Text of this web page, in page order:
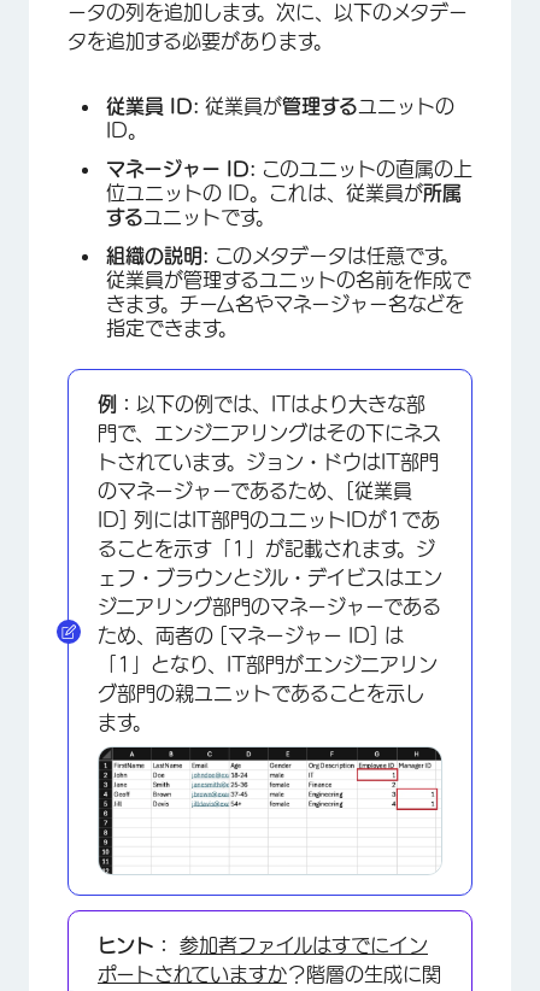
ータの列を追加します。次に、以下のメタデー
タを追加する必要があります。
従業員 ID: 従業員が管理するユニットの
ID。
マネージャー ID: このユニットの直属の上
位ユニットの ID。これは、従業員が所属
するユニットです。
組織の説明: このメタデータは任意です。
従業員が管理するユニットの名前を作成で
きます。チーム名やマネージャー名などを
指定できます。
例： 以下の例では、ITはより大きな部
門で、エンジニアリングはその下にネス
トされています。ジョン・ドウはIT部門
のマネージャーであるため、[従業員
ID] 列にはIT部門のユニットIDが1であ
ることを示す「1」が記載されます。ジ
ェフ・ブラウンとジル・デイビスはエン
ジニアリング部門のマネージャーである
ため、両者の [マネージャー ID] は
「1」となり、IT部門がエンジニアリン
グ部門の親ユニットであることを示し
ます。
ヒント： 参加者ファイルはすでにイン
ポートされていますか？階層の生成に関